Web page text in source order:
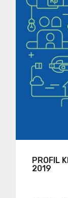
PROFIL
2019